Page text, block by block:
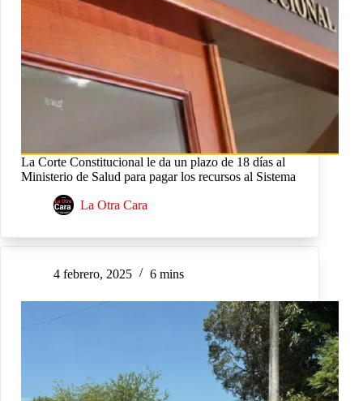
La Corte Constitucional le da un plazo de 18 días al
Ministerio de Salud para pagar los recursos al Sistema
La Otra Cara
4 febrero, 2025 6 mins